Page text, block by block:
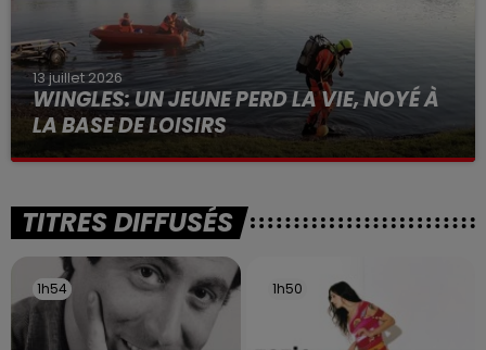
13 juillet 2026
WINGLES: UN JEUNE PERD LA VIE, NOYÉ À
LA BASE DE LOISIRS
La victime a coulé à pic
TITRES DIFFUSÉS
1h54
1h54 1h50
1h50